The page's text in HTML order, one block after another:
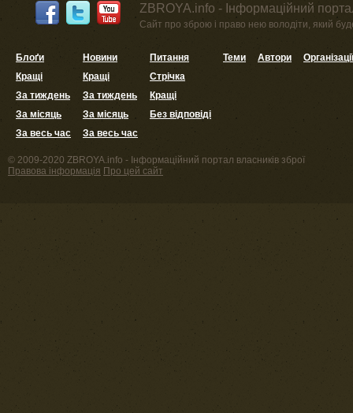
ZBROYA.info - Інформаційний
Сайт про зброю і право нею володіти, який
Блоґи
Кращі
За тиждень
За місяць
За весь час
Новини
Кращі
За тиждень
За місяць
За весь час
Питання
Стрічка
Кращі
Без відповіді
Теми Автори
© 2009-2020 ZBROYA.info - Інформаційний портал власників зброї
Правова інформація Про цей сайт